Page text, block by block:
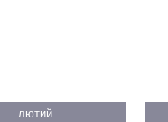
лютий